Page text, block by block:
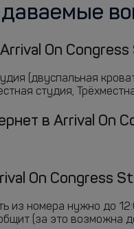
On
(двуспальная
студия,
в Arrival On
On Congress
из номера нужно до
(за это возможна